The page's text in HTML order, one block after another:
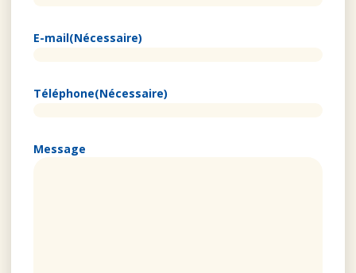
E-mail(Nécessaire)
Téléphone(Nécessaire)
Message